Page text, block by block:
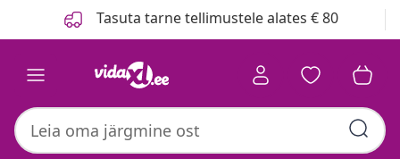
Tasuta tarne tellimustele alates € 80